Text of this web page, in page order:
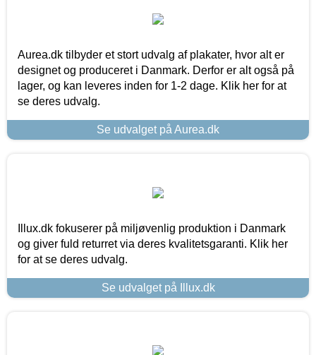
Aurea.dk tilbyder et stort udvalg af plakater, hvor alt er
designet og produceret i Danmark. Derfor er alt også på
lager, og kan leveres inden for 1-2 dage. Klik her for at
se deres udvalg.
Se udvalget på Aurea.dk
Illux.dk fokuserer på miljøvenlig produktion i Danmark
og giver fuld returret via deres kvalitetsgaranti. Klik her
for at se deres udvalg.
Se udvalget på Illux.dk